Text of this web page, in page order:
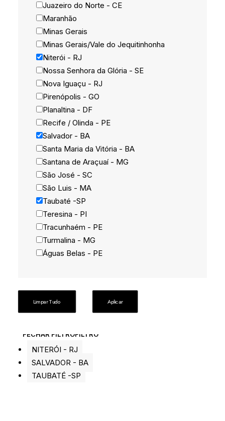
Juazeiro do Norte - CE
Maranhão
Minas Gerais
Minas Gerais/Vale do Jequitinhonha
Niterói - RJ
Nossa Senhora da Glória - SE
Nova Iguaçu - RJ
Pirenópolis - GO
Planaltina - DF
Recife / Olinda - PE
Salvador - BA
Santa Maria da Vitória - BA
Santana de Araçuaí - MG
São José - SC
São Luis - MA
Taubaté -SP
Teresina - PI
Tracunhaém - PE
Turmalina - MG
Águas Belas - PE
Limpar Tudo Aplicar
FECHAR FILTROFILTRO
NITERÓI - RJ
SALVADOR - BA
TAUBATÉ -SP